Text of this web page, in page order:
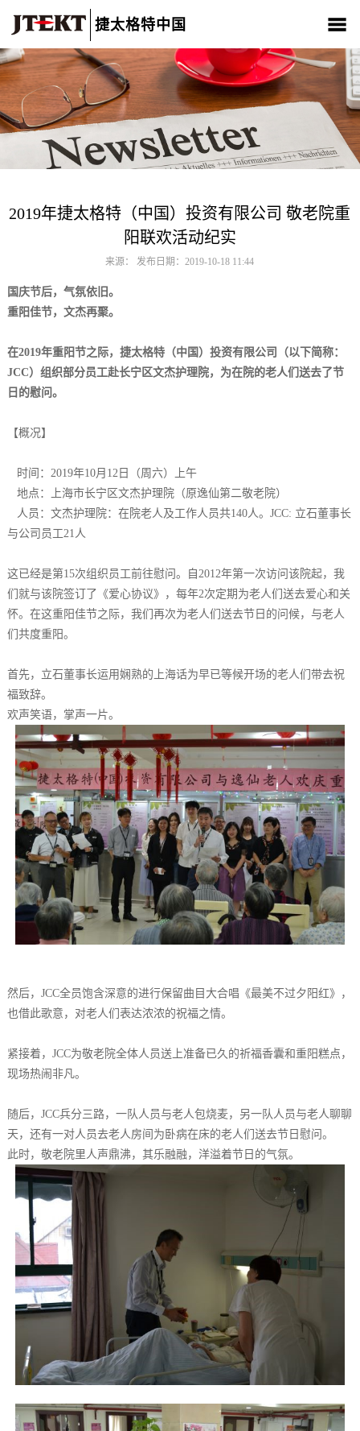
捷太格特中国
关于我们 产品介绍 新闻中心 CSR 人材招聘
联系我们
2019年捷太格特（中国）投资有限公司 敬老院重
阳联欢活动纪实
来源： 发布日期：2019-10-18 11:44
国庆节后，气氛依旧。
重阳佳节，文杰再聚。
在2019年重阳节之际，捷太格特（中国）投资有限公司（以下简称：
JCC）组织部分员工赴长宁区文杰护理院，为在院的老人们送去了节
日的慰问。
【概况】
时间：2019年10月12日（周六）上午
地点：上海市长宁区文杰护理院（原逸仙第二敬老院）
人员：文杰护理院：在院老人及工作人员共140人。JCC: 立石董事长
与公司员工21人
这已经是第15次组织员工前往慰问。自2012年第一次访问该院起，我
们就与该院签订了《爱心协议》，每年2次定期为老人们送去爱心和关
怀。在这重阳佳节之际，我们再次为老人们送去节日的问候，与老人
们共度重阳。
首先，立石董事长运用娴熟的上海话为早已等候开场的老人们带去祝
福致辞。
欢声笑语，掌声一片。
然后，JCC全员饱含深意的进行保留曲目大合唱《最美不过夕阳红》，
也借此歌意，对老人们表达浓浓的祝福之情。
紧接着，JCC为敬老院全体人员送上准备已久的祈福香囊和重阳糕点，
现场热闹非凡。
随后，JCC兵分三路，一队人员与老人包烧麦，另一队人员与老人聊聊
天，还有一对人员去老人房间为卧病在床的老人们送去节日慰问。
此时，敬老院里人声鼎沸，其乐融融，洋溢着节日的气氛。